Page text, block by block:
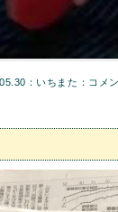
：いちまた： コメ